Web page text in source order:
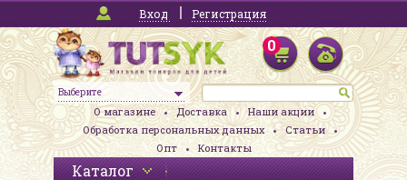
Вход Регистрация
Выберите
0
О магазине Доставка
Наши акции
Обработка персональных данных
Статьи
Опт
Контакты
Каталог